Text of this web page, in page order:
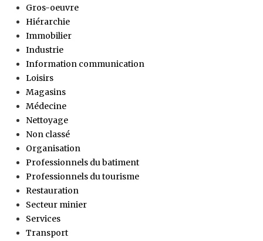
Gros-oeuvre
Hiérarchie
Immobilier
Industrie
Information communication
Loisirs
Magasins
Médecine
Nettoyage
Non classé
Organisation
Professionnels du batiment
Professionnels du tourisme
Restauration
Secteur minier
Services
Transport